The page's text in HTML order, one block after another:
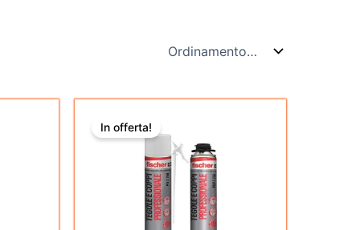
In offerta!
prezzo
originale
€201,96.
è:
€61,32.